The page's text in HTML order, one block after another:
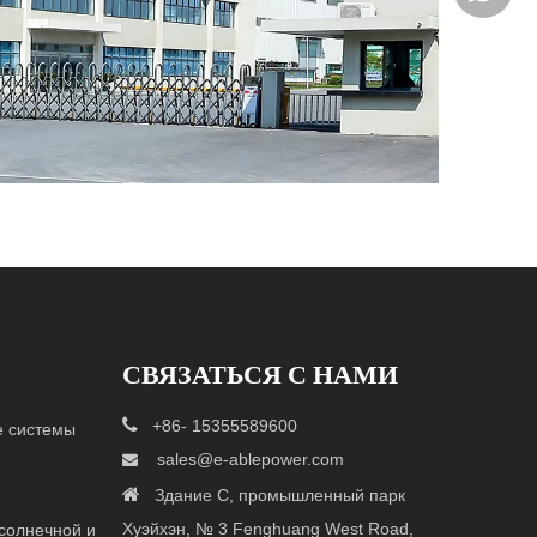
системы
и
СВЯЗАТЬСЯ С НАМИ
 +86- 15355589600

sales@e-ablepower.com
 Здание C, промышленный парк
Хуэйхэн, № 3 Fenghuang West Road,